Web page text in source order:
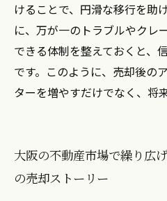
けることで、円滑な移行を助
に、万が一のトラブルやクレ
できる体制を整えておくと、
です。このように、売却後の
ターを増やすだけでなく、将
大阪の不動産市場で繰り広
の売却ストーリー